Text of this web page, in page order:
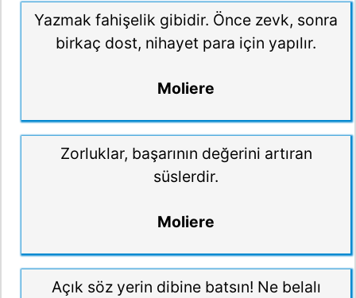
Yazmak fahişelik gibidir. Önce zevk, sonra
birkaç dost, nihayet para için yapılır.
Moliere
Zorluklar, başarının değerini artıran
süslerdir.
Moliere
Açık söz yerin dibine batsın! Ne belalı